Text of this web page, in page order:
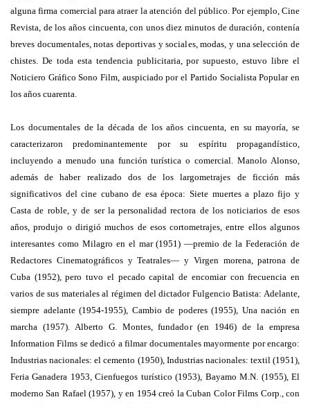
alguna firma comercial para atraer la atención del público. Por ejemplo, Cine
Revista, de los años cincuenta, con unos diez minutos de duración, contenía
breves documentales, notas deportivas y sociales, modas, y una selección de
chistes. De toda esta tendencia publicitaria, por supuesto, estuvo libre el
Noticiero Gráfico Sono Film, auspiciado por el Partido Socialista Popular en
los años cuarenta.
Los documentales de la década de los años cincuenta, en su mayoría, se
caracterizaron predominantemente por su espíritu propagandístico,
incluyendo a menudo una función turística o comercial. Manolo Alonso,
además de haber realizado dos de los largometrajes de ficción más
significativos del cine cubano de esa época: Siete muertes a plazo fijo y
Casta de roble, y de ser la personalidad rectora de los noticiarios de esos
años, produjo o dirigió muchos de esos cortometrajes, entre ellos algunos
interesantes como Milagro en el mar (1951) —premio de la Federación de
Redactores Cinematográficos y Teatrales— y Virgen morena, patrona de
Cuba (1952), pero tuvo el pecado capital de encomiar con frecuencia en
varios de sus materiales al régimen del dictador Fulgencio Batista: Adelante,
siempre adelante (1954-1955), Cambio de poderes (1955), Una nación en
marcha (1957). Alberto G. Montes, fundador (en 1946) de la empresa
Information Films se dedicó a filmar documentales mayormente por encargo:
Industrias nacionales: el cemento (1950), Industrias nacionales: textil (1951),
Feria Ganadera 1953, Cienfuegos turístico (1953), Bayamo M.N. (1955), El
moderno San Rafael (1957), y en 1954 creó la Cuban Color Films Corp., con